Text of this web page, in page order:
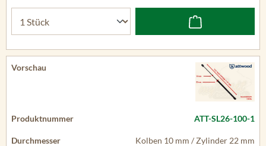
ATT-SL26-100-1
Kolben 10 mm / Zylinder 22 mm